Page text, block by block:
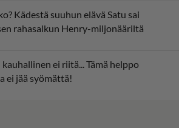
Kädestä suuhun elävä Satu sai
rahasalkun Henry-miljonääriltä
ei riitä... Tämä helppo
ei jää syömättä!